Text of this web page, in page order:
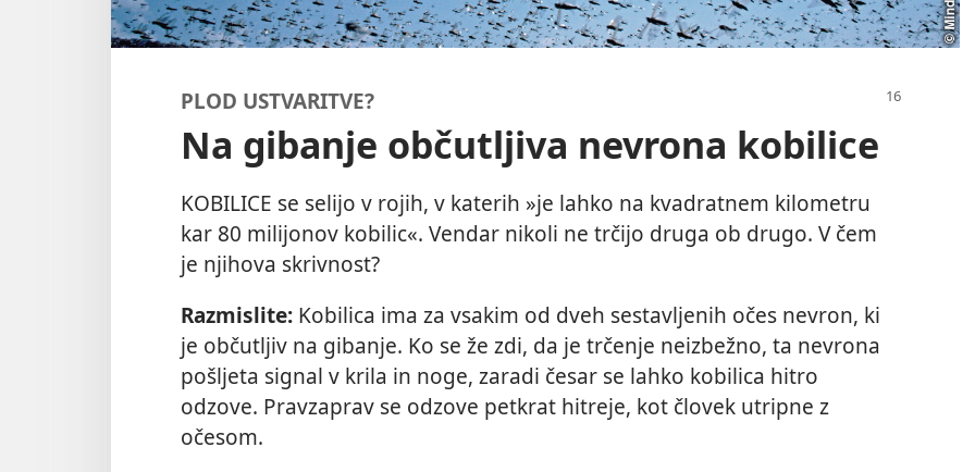
PLOD USTVARITVE?
Na gibanje občutljiva nevrona kobilice
KOBILICE se selijo v rojih, v katerih »je lahko na kvadratnem kilometru
kar 80 milijonov kobilic«. Vendar nikoli ne trčijo druga ob drugo. V čem
je njihova skrivnost?
Razmislite: Kobilica ima za vsakim od dveh sestavljenih očes nevron, ki
je občutljiv na gibanje. Ko se že zdi, da je trčenje neizbežno, ta nevrona
pošljeta signal v krila in noge, zaradi česar se lahko kobilica hitro
odzove. Pravzaprav se odzove petkrat hitreje, kot človek utripne z
očesom.